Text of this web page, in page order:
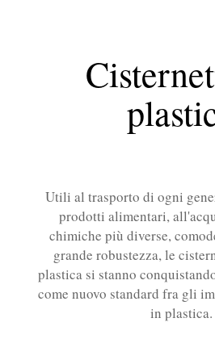
Utili al trasporto di ogni
prodotti alimentari,
chimiche più diverse,
grande robustezza, le
plastica si stanno
come nuovo standard fra gli
in plastica.